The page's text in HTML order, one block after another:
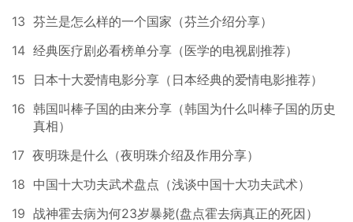
13 芬兰是怎么样的一个国家（芬兰介绍分享）
14 经典医疗剧必看榜单分享（医学的电视剧推荐）
15
日本十大爱情电影分享（日本经典的爱情电影推荐）
16 韩国叫棒子国的由来分享（韩国为什么叫棒子国的历史
真相）
17 夜明珠是什么（夜明珠介绍及作用分享）
18 中国十大功夫武术盘点（浅谈中国十大功夫武术）
19 战神霍去病为何23岁暴毙(盘点霍去病真正的死因）